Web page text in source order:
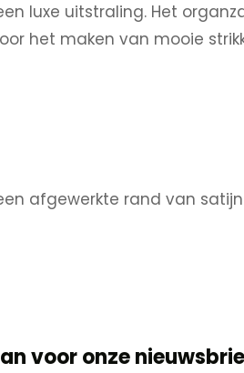
luxe uitstraling. Het
het maken van mooie
afgewerkte rand van satijn
voor onze